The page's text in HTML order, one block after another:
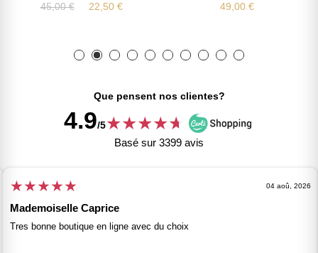
45,00 €
22,50 €
49,00 €
Que pensent nos clientes?
4.9/5★★★★★
★
Basé sur 3399 avis
★★★★★ 04 aoû, 2026
Mademoiselle Caprice
Tres bonne boutique en ligne avec du choix